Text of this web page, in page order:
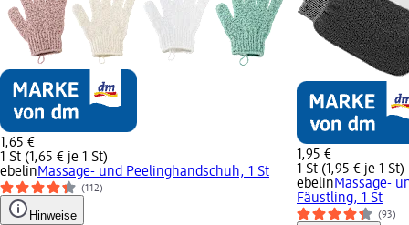
1,65 €
1 St (1,65 € je 1 St)
ebelinMassage- und Peelinghandschuh, 1 St
(112)
Hinweise
1,95 €
1 St (1,95 € je 1 St)
ebelinMassage-
Fäustling, 1 St
(93)